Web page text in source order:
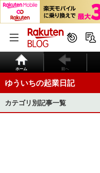
ホーム 前へ
ゆういちの起業日記
カテゴリ別記事一覧